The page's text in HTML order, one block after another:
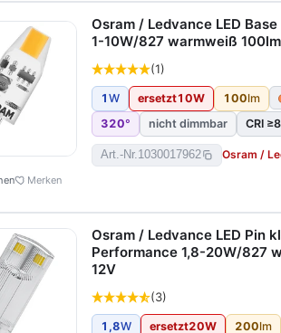
Merken
Osram / Ledvance LED
1-10W/827 warmweiß
(1)
1 W ersetzt10W 100lm
320° nicht dimmbar CRI
Art.-Nr.1030017962 Osram /
Osram / Ledvance LED Pin
Performance 1,8-20W/827
12V
(3)
1,8W ersetzt20W 200lm